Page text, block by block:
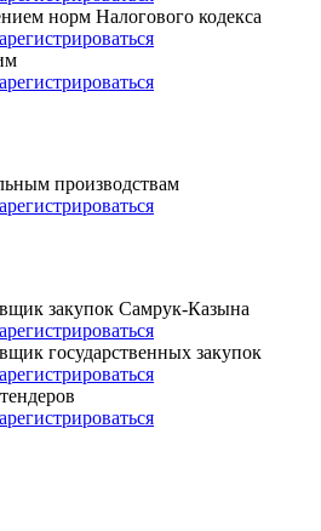
норм Налогового кодекса
производствам
закупок Самрук-Казына
государственных закупок